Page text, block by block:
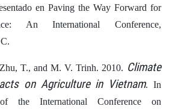
en Paving the Way Forward for
An International Conference,
Zhu, T., and M. V. Trinh. 2010. Climate
on Agriculture in Vietnam. In
of the International Conference on